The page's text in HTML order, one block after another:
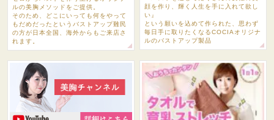
ルの美胸メソッドをご提供。
そのため、どこにいっても何をやって
もだめだったというバストアップ難民
の方が日本全国、海外からもご来店さ
れます。
顔を作り、輝く人生を手に入れて欲し
い』
という願いを込めて作られた、思わず
毎日手に取りたくなるCOCIAオリジナ
ルのバストアップ製品